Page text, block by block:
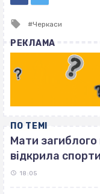
Tagged
Черкаси
РЕКЛАМА
ПО ТЕМІ
Мати загиблого
відкрила
18:05